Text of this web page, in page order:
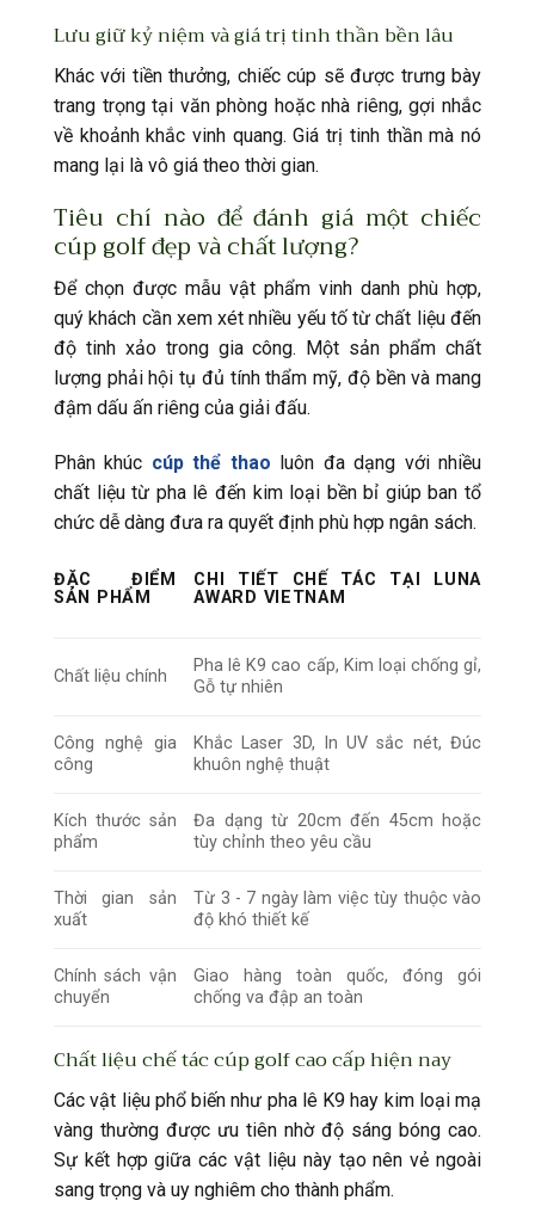
Lưu giữ kỷ niệm và giá trị tinh thần bền lâu
Khác với tiền thưởng, chiếc cúp sẽ được trưng bày
trang trọng tại văn phòng hoặc nhà riêng, gợi nhắc
về khoảnh khắc vinh quang. Giá trị tinh thần mà nó
mang lại là vô giá theo thời gian.
Tiêu chí nào để đánh giá một chiếc
cúp golf đẹp và chất lượng?
Để chọn được mẫu vật phẩm vinh danh phù hợp,
quý khách cần xem xét nhiều yếu tố từ chất liệu đến
độ tinh xảo trong gia công. Một sản phẩm chất
lượng phải hội tụ đủ tính thẩm mỹ, độ bền và mang
đậm dấu ấn riêng của giải đấu.
Phân khúc cúp thể thao luôn đa dạng với nhiều
chất liệu từ pha lê đến kim loại bền bỉ giúp ban tổ
chức dễ dàng đưa ra quyết định phù hợp ngân sách.
ĐẶC ĐIỂM
SẢN PHẨM
CHI TIẾT CHẾ TÁC TẠI LUNA
AWARD VIETNAM
Chất liệu chính
Pha lê K9 cao cấp, Kim loại chống gỉ,
Gỗ tự nhiên
Công nghệ gia
công
Khắc Laser 3D, In UV sắc nét, Đúc
khuôn nghệ thuật
Kích thước sản
phẩm
Đa dạng từ 20cm đến 45cm hoặc
tùy chỉnh theo yêu cầu
Thời gian sản
xuất
Từ 3 - 7 ngày làm việc tùy thuộc vào
độ khó thiết kế
Chính sách vận
chuyển
Giao hàng toàn quốc, đóng gói
chống va đập an toàn
Chất liệu chế tác cúp golf cao cấp hiện nay
Các vật liệu phổ biến như pha lê K9 hay kim loại mạ
vàng thường được ưu tiên nhờ độ sáng bóng cao.
Sự kết hợp giữa các vật liệu này tạo nên vẻ ngoài
sang trọng và uy nghiêm cho thành phẩm.